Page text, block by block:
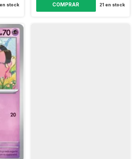
en stock COMPRAR 21 en stock